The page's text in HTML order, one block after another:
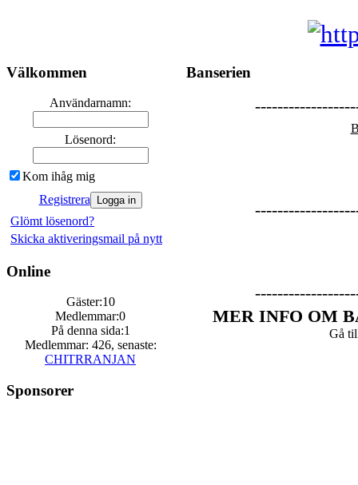
Välkommen
Användarnamn:
Lösenord:
Kom ihåg mig
Registrera
Glömt lösenord?
Skicka aktiveringsmail på nytt
Online
Gäster:10
Medlemmar:0
På denna sida:1
Medlemmar: 426, senaste:
CHITRRANJAN
Sponsorer
Banserien
MER INFO OM
Gå